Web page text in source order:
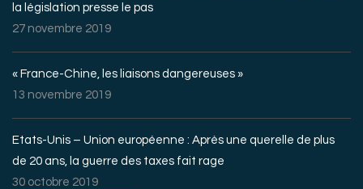
la législation presse le pas
27 novembre 2019
« France-Chine, les liaisons dangereuses »
13 novembre 2019
Etats-Unis – Union européenne : Après une querelle de plus
de 20 ans, la guerre des taxes fait rage
30 octobre 2019